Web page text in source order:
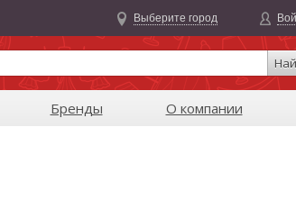
Выберите город
Бренды О компании